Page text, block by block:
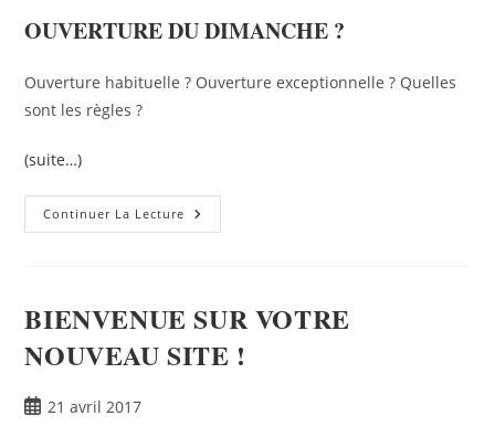
OUVERTURE DU DIMANCHE ?
Ouverture habituelle ? Ouverture exceptionnelle ? Quelles
sont les règles ?
(suite…)
Continuer La Lecture
BIENVENUE SUR VOTRE
NOUVEAU SITE !
21 avril 2017